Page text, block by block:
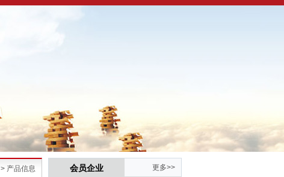
> 产品信息 更多>>
会员企业